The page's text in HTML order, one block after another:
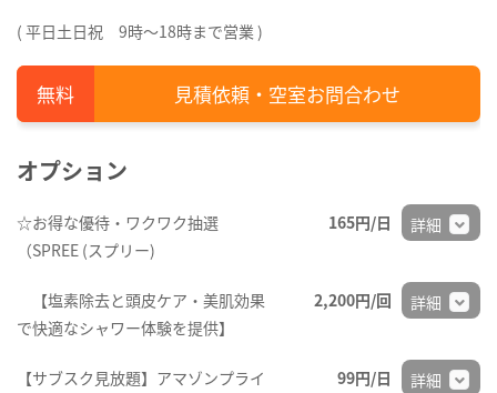
( 平日土日祝 9時～18時まで営業 )
見積依頼・空室お問合わせ
オプション
☆お得な優待・ワクワク抽選
（SPREE (スプリー)
165円/日 詳細
【塩素除去と頭皮ケア・美肌効果
で快適なシャワー体験を提供】
2,200円/回 詳細
【サブスク見放題】アマゾンプライ
99円/日 詳細